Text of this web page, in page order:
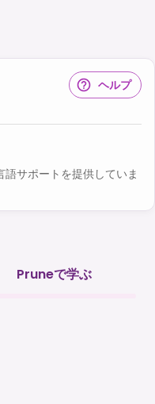
ヘルプ
サポートを提供していま
Pruneで学ぶ